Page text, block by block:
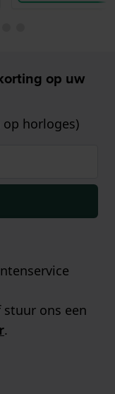
op uw
op horloges)
stuur ons een
.